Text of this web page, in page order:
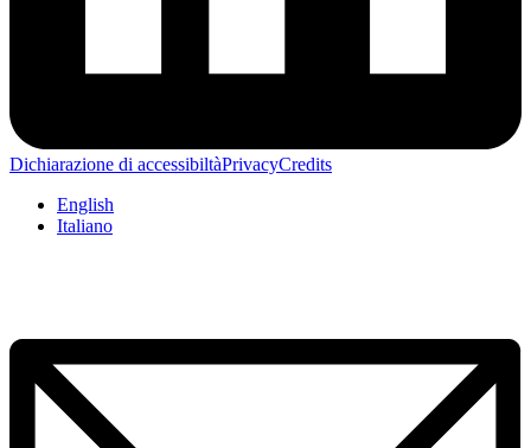
Dichiarazione di accessibiltàPrivacyCredits
English
Italiano